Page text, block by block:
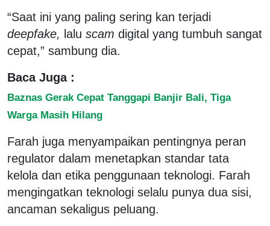
“Saat ini yang paling sering kan terjadi
deepfake, lalu scam digital yang tumbuh sangat
cepat,” sambung dia.
Baca Juga :
Baznas Gerak Cepat Tanggapi Banjir Bali, Tiga
Warga Masih Hilang
Farah juga menyampaikan pentingnya peran
regulator dalam menetapkan standar tata
kelola dan etika penggunaan teknologi. Farah
mengingatkan teknologi selalu punya dua sisi,
ancaman sekaligus peluang.